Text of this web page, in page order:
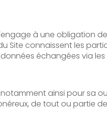
à une obligation
Site connaissent les
échangées via les
ainsi pour sa
de tout ou partie